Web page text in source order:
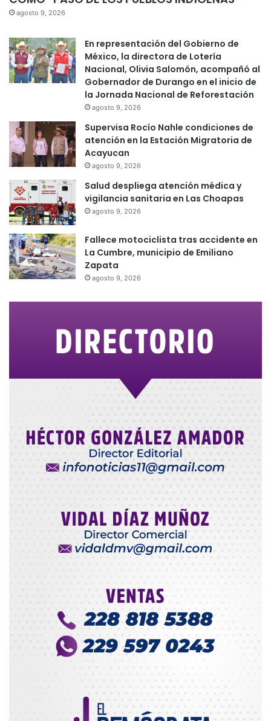
agosto 9, 2026
En representación del Gobierno de
México, la directora de Lotería
Nacional, Olivia Salomón, acompañó al
Gobernador de Durango en el inicio de
la Jornada Nacional de Reforestación
agosto 9, 2026
Supervisa Rocío Nahle condiciones de
atención en la Estación Migratoria de
Acayucan
agosto 9, 2026
Salud despliega atención médica y
vigilancia sanitaria en Las Choapas
agosto 9, 2026
Fallece motociclista tras accidente en
La Cumbre, municipio de Emiliano
Zapata
agosto 9, 2026